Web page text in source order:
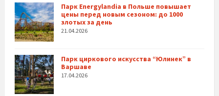
Парк Energylandia в Польше повышает
цены перед новым сезоном: до 1000
злотых за день
21.04.2026
Парк циркового искусства “Юлинек” в
Варшаве
17.04.2026